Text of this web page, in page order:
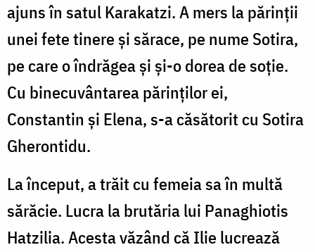
ajuns în satul Karakatzi. A mers la părinţii
unei fete tinere şi sărace, pe nume Sotira,
pe care o îndrăgea şi şi-o dorea de soţie.
Cu binecuvântarea părinţilor ei,
Constantin şi Elena, s-a căsătorit cu Sotira
Gherontidu.
La început, a trăit cu femeia sa în multă
sărăcie. Lucra la brutăria lui Panaghiotis
Hatzilia. Acesta văzând că Ilie lucrează